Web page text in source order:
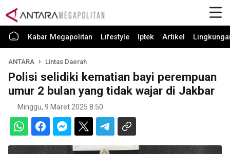
Kabar Megapolitan Lifestyle Iptek Artikel
ANTARA Lintas Daerah
Polisi selidiki kematian bayi perempuan
umur 2 bulan yang tidak wajar di Jakbar
Minggu, 9 Maret 2025 8:50